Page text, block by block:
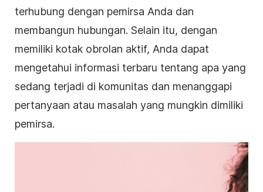
terhubung dengan pemirsa Anda dan
membangun hubungan. Selain itu, dengan
memiliki kotak obrolan aktif, Anda dapat
mengetahui informasi terbaru tentang apa yang
sedang terjadi di komunitas dan menanggapi
pertanyaan atau masalah yang mungkin dimiliki
pemirsa.